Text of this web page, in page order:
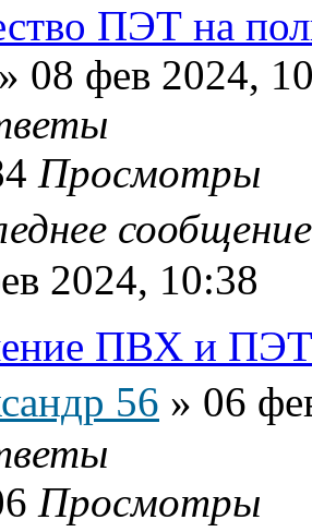
ПЭТ на
» 08 фев 2024,
Просмотры
2024, 10:38
ПВХ и ПЭТ
56 » 06
Просмотры